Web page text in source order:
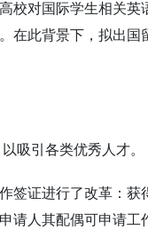
校对国际学生相关
在此背景下，拟出国
吸引各类优秀人才。
签证进行了改革：
请人其配偶可申请